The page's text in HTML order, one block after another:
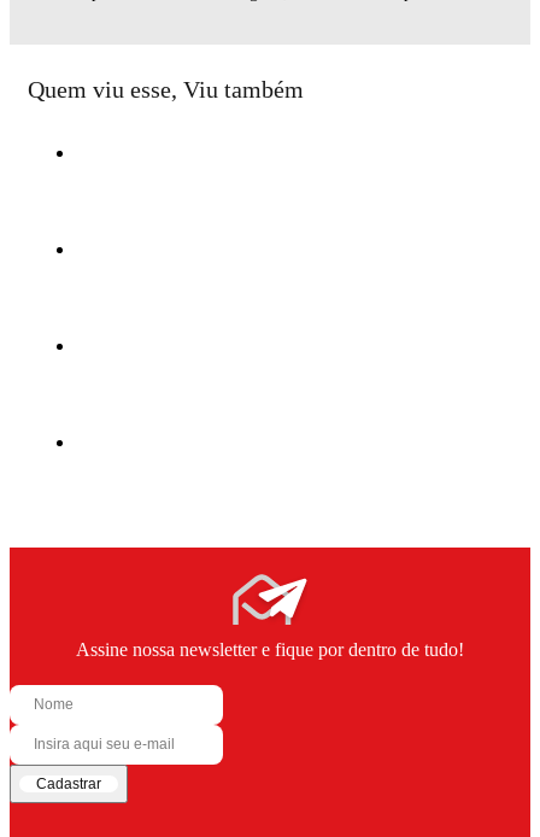
Quem viu esse, Viu também
Assine nossa newsletter e fique por dentro de tudo!
Cadastrar